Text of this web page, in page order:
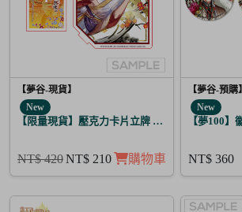
【夢谷-現貨】
New
【限量現貨】壓克力卡片立牌 傳遞心意的新春 坂
NT$ 420NT$ 210 購物車
【夢谷-預購】
New
【夢100
NT$ 360